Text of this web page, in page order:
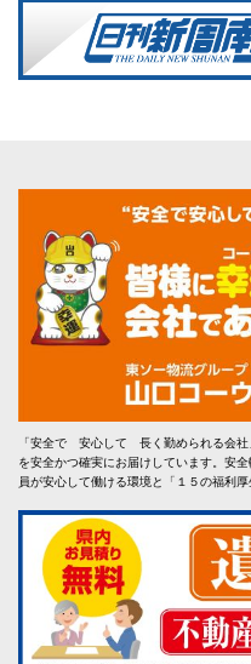
「安全で 安心して 長く勤められる会社
を安全かつ確実にお届けしています。安
員が安心して働ける環境と「１５の福利